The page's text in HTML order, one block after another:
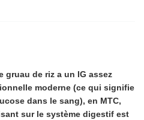
gruau de riz a un IG assez
moderne (ce qui signifie
dans le sang), en MTC,
sur le système digestif est